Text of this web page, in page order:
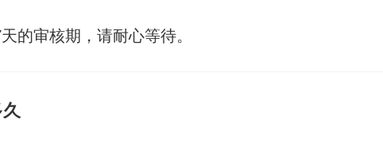
的审核期，请耐心等待。